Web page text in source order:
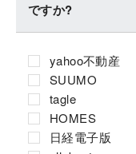
ですか?
yahoo不動産
SUUMO
tagle
HOMES
日経電子版